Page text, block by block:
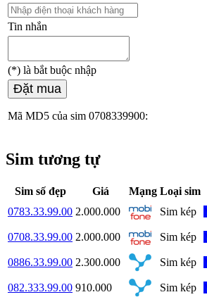
Tin nhắn
(*) là bắt buộc nhập
Đặt mua
Mã MD5 của sim 0708339900:
Sim tương tự
Sim số đẹp Giá Mạng Loại sim
0783.33.99.00 2.000.000 Sim kép
0708.33.99.00 2.000.000 Sim kép
0886.33.99.00 2.300.000 Sim kép
082.333.99.00 910.000 Sim kép